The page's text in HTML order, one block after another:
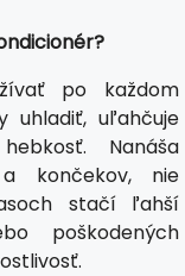
po každom
uhladiť, uľahčuje
Nanáša
končekov, nie
stačí ľahší
poškodených